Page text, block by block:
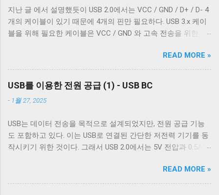
는 것에 효과적이고, 호일 차폐가 고주파수 전자기파를 차단하
는 데 효과적이다. USB 3.0의 고속 전송 케이블은 이 두 차폐를
사용하는 것이 필수적이고, 그 외의 경우에는 필수는 아니고 권
즘은 USB 2.0 케이블에도 이 두 가지를 같이 사용한다. 차폐 선
POSIX.1 표준이 정의 하는 termios 구조체의 c_oflag 다.
c_oflag 는 터미널이 받은 문자를 출력하기 전에 어떤 후처리를
할지에 대한 플래그다. c_oflag에서 가장 중요한 플래그는
로 OPOST 가 꺼져있으면 다른 플래그와 상관없이 터미널은 받
은 문자열을 그대로 보여준다. 이 플래그를 끄는 경우는 거의 없
다. 하지만 터미널을 텍스트를 보여주기 위한 용도가 아닌 바이
주는 플래그는 ONLCR 이다. ONLCR 이 켜져 있으면 터미널은
출력을 해석할 때 NL 을 CRNL 로 해석한다. 즉, Unix에서도
ONLCR 이 꺼져있다면, LF 를 만났을 때, 다음 줄의 처음으로 이
운영 체제에서 윈도우에서 만들어진 파일을 출력해야 할 경우,
지난 글 에서 설명했듯이 USB 2.0에서는 VCC / GND / D+ / D- 4
개의 케이블이 있기 때문에 4개의 핀만 필요하다. USB 3.x 케이
블을 위해 필요한 케이블은 VCC / GND 와 고속 전송을 위한 두
자세한 설명은 다음 기회에 하도록 하겠다.) 그리고 혹시 차폐에
쌓여있을 수 있는 노이즈를 접지로 보내 안전하게 제거하기 위
한 GND_DRAIN 케이블까지 총 7개의 케이블이 사용된다. 이 중
VCC 와 GND 는 USB 2.0에서 사용하는 선과 공유하기 때문에 새
로운 5개의 선이 더 필요하다. 이미지 출처: Wikipedia 이미지 출
새로운 모양의 Type B 컨넥터를 도입했다. 기존 Type B 컨넥터
는 4개의 핀만을 가지고 있고 확장할 수 없는 구조로 돼있기 때
문이다. 따라서 Type B 컨넥터의 경우에는 컨넥터 모양만으로도
하지만 Type A 컨넥터나 Type C 컨넥터는 상황이 다르다. 상하
대칭으로 24개의 핀을 가져 최대 12개의 선을 연결할 수 있는
READ MORE »
USB를 이용한 전원 공급 (1) - USB BC
- 1월 27, 2025
USB는 데이터 전송을 목적으로 설계되었지만, 전원 공급 기능
도 포함하고 있다. 이는 USB로 연결된 간단한 저전력 기기를 동
작시키기 위한 것이다. 그래서 USB 2.0에서는 5V 전압과 0.5A의
하지만 이 스펙은 어디까지나 USB를 통한 데이터 통신을 하는
데 필요한 디바이스를 동작시키기 위함이지, USB를 전원 공급
READ MORE »